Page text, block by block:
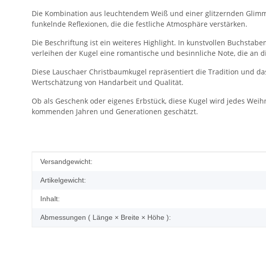
Die Kombination aus leuchtendem Weiß und einer glitzernden
funkelnde Reflexionen, die die festliche Atmosphäre verstärken.
Die Beschriftung ist ein weiteres Highlight. In kunstvollen
verleihen der Kugel eine romantische und besinnliche Note, die an
Diese Lauschaer Christbaumkugel repräsentiert die Tradition und
Wertschätzung von Handarbeit und Qualität.
Ob als Geschenk oder eigenes Erbstück, diese Kugel wird jedes
kommenden Jahren und Generationen geschätzt.
Produkteigenschaft
Wert
Versandgewicht:
Artikelgewicht:
Inhalt:
Abmessungen ( Länge × Breite × Höhe ):